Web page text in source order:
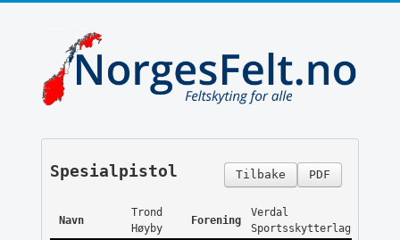
PDF
Tilbake
Spesialpistol
Navn
Trond
Høyby
Forening
Verdal
Sportsskytterlag